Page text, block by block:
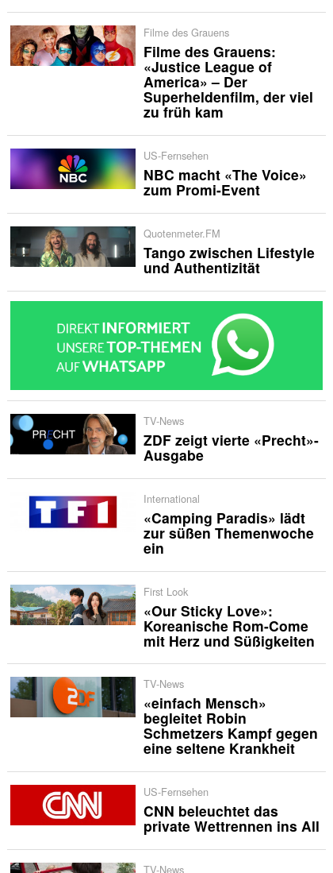
Filme des Grauens
Filme des Grauens:
«Justice League of
America» – Der
Superheldenfilm, der viel
zu früh kam
US-Fernsehen
NBC macht «The Voice»
zum Promi-Event
Quotenmeter.FM
Tango zwischen Lifestyle
und Authentizität
TV-News
ZDF zeigt vierte «Precht»-
Ausgabe
International
«Camping Paradis» lädt
zur süßen Themenwoche
ein
First Look
«Our Sticky Love»:
Koreanische Rom-Come
mit Herz und Süßigkeiten
TV-News
«einfach Mensch»
begleitet Robin
Schmetzers Kampf gegen
eine seltene Krankheit
US-Fernsehen
CNN beleuchtet das
private Wettrennen ins All
TV-News